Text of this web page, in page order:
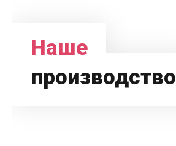
Наше
производство